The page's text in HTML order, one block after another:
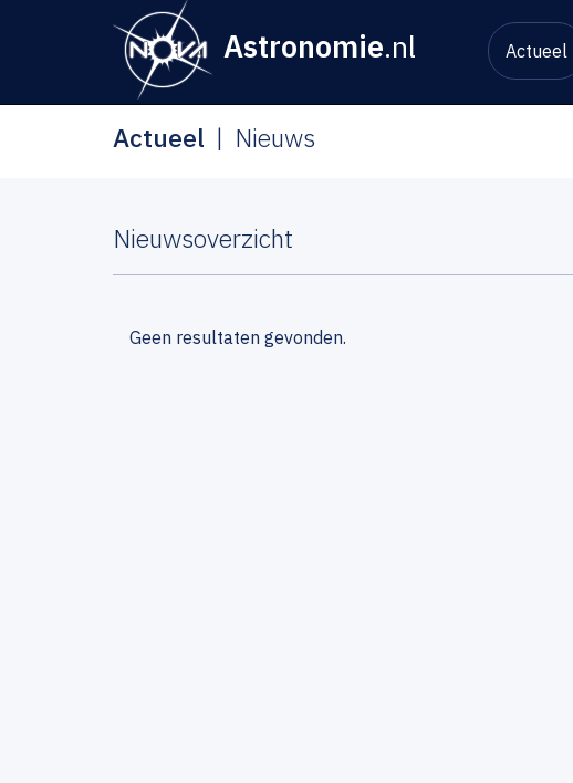
Astronomie.nl Actueel
Actueel Nieuws
Nieuwsoverzicht
Geen resultaten gevonden.